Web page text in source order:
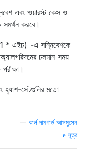
এবং ওয়ারস্ট কেস ও
করবে।
* এইচ) -এ সন্নিবেশকে
চলমান সময়
হ্যাশ-সেটগুলির মতো
কার্ল দামগার্ড আসমুসেন
সূত্র